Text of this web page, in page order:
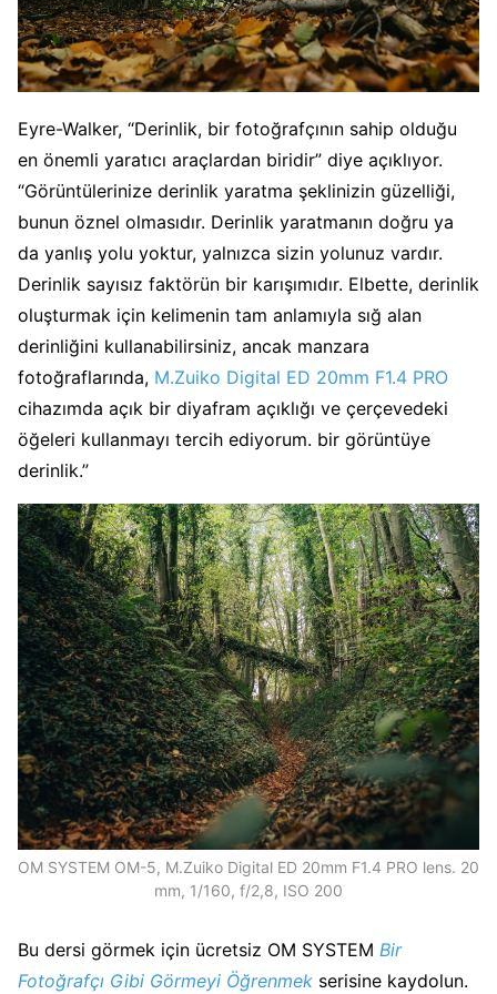
Eyre-Walker, “Derinlik, bir fotoğrafçının sahip olduğu
en önemli yaratıcı araçlardan biridir” diye açıklıyor.
“Görüntülerinize derinlik yaratma şeklinizin güzelliği,
bunun öznel olmasıdır. Derinlik yaratmanın doğru ya
da yanlış yolu yoktur, yalnızca sizin yolunuz vardır.
Derinlik sayısız faktörün bir karışımıdır. Elbette, derinlik
oluşturmak için kelimenin tam anlamıyla sığ alan
derinliğini kullanabilirsiniz, ancak manzara
fotoğraflarında, M.Zuiko Digital ED 20mm F1.4 PRO
cihazımda açık bir diyafram açıklığı ve çerçevedeki
öğeleri kullanmayı tercih ediyorum. bir görüntüye
derinlik.”
OM SYSTEM OM-5, M.Zuiko Digital ED 20mm F1.4 PRO lens. 20
mm, 1/160, f/2,8, ISO 200
Bu dersi görmek için ücretsiz OM SYSTEM Bir
Fotoğrafçı Gibi Görmeyi Öğrenmek serisine kaydolun.